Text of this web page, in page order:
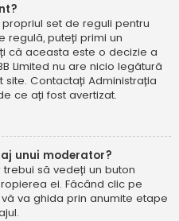
set de reguli pentru
regulă, puteți primi un
că aceasta este o decizie a
Limited nu are nicio legătură
Contactați Administrația
ce ați fost avertizat.
unui moderator?
să vedeți un buton
ei. Făcând clic pe
va ghida prin anumite etape